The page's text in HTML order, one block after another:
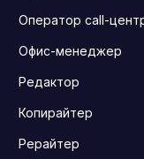
Оператор call-
Офис-менеджер
Редактор
Копирайтер
Рерайтер